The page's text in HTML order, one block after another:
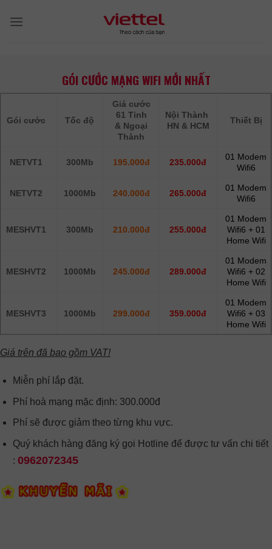
GÓI CƯỚC MẠNG WIFI MỚI NHẤT
Gói cước Tốc độ
Giá cước
61 Tỉnh
& Ngoại
Thành
Nội Thành
HN & HCM
Thiết Bị
NETVT1 300Mb 195.000đ 235.000đ
01 Modem
Wifi6
NETVT2 1000Mb 240.000đ 265.000đ
01 Modem
Wifi6
MESHVT1 300Mb 210.000đ 255.000đ
01 Modem
Wifi6 + 01
Home Wifi
MESHVT2 1000Mb 245.000đ 289.000đ
01 Modem
Wifi6 + 02
Home Wifi
MESHVT3 1000Mb 299.000đ 359.000đ
01 Modem
Wifi6 + 03
Home Wifi
Giá trên đã bao gồm VAT!
Miễn phí lắp đặt.
Phí hoà mạng mặc định: 300.000đ
Phí sẽ được giảm theo từng khu vực.
Quý khách hàng đăng ký gọi Hotline để được tư vấn chi tiết
: 0962072345